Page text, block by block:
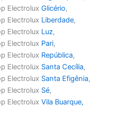
ElectroluxGlicério,
Electrolux Liberdade,
Electrolux Luz,
Electrolux Pari,
Electrolux República,
Electrolux Santa Cecília,
Electrolux Santa Efigênia,
Electrolux Sé,
ElectroluxVila Buarque,